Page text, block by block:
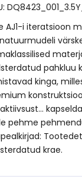
AJ1-i iteratsioon
pahkluu
kinga,
pehme
krae.